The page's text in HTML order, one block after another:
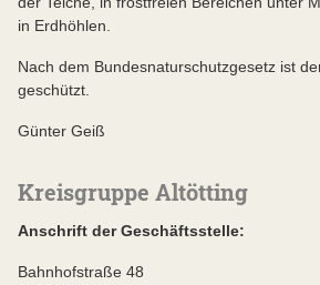
in Erdhöhlen.
Nach dem Bundesnaturschutzgesetz ist
geschützt.
Günter Geiß
Kreisgruppe Altötting
Anschrift der Geschäftsstelle:
Bahnhofstraße 48